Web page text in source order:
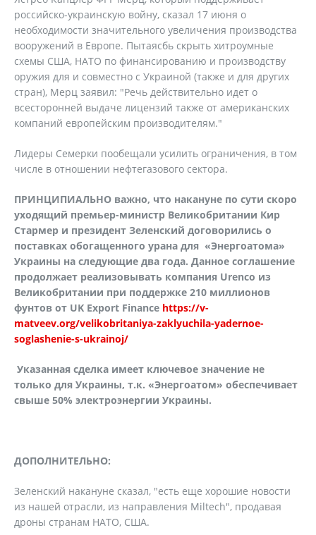
российско-украинскую войну, сказал 17 июня о
необходимости значительного увеличения производства
вооружений в Европе. Пытаясбь скрыть хитроумные
схемы США, НАТО по финансированию и производству
оружия для и совместно с Украиной (также и для других
стран), Мерц заявил: "Речь действительно идет о
всесторонней выдаче лицензий также от американских
компаний европейским производителям."
Лидеры Семерки пообещали усилить ограничения, в том
числе в отношении нефтегазового сектора.
ПРИНЦИПИАЛЬНО важно, что накануне по сути скоро
уходящий премьер-министр Великобритании Кир
Стармер и президент Зеленский договорились о
поставках обогащенного урана для «Энергоатома»
Украины на следующие два года. Данное соглашение
продолжает реализовывать компания Urenco из
Великобритании при поддержке 210 миллионов
фунтов от UK Export Finance https://v-
matveev.org/velikobritaniya-zaklyuchila-yadernoe-
soglashenie-s-ukrainoj/
Указанная сделка имеет ключевое значение не
только для Украины, т.к. «Энергоатом» обеспечивает
свыше 50% электроэнергии Украины.
ДОПОЛНИТЕЛЬНО:
Зеленский накануне сказал, "есть еще хорошие новости
из нашей отрасли, из направления Miltech", продавая
дроны странам НАТО, США.